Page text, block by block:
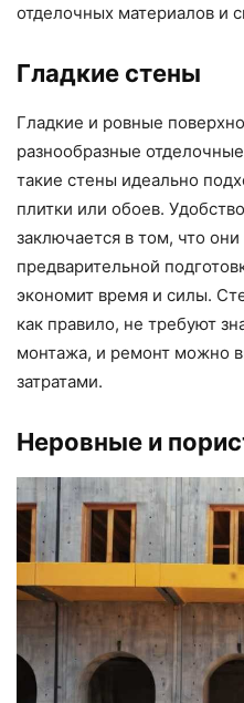
отделочных материалов и
Гладкие стены
Гладкие и ровные
разнообразные
такие стены идеально
плитки или обоев.
заключается в том, что
предварительной
экономит время и силы.
как правило, не требуют
монтажа, и ремонт можно
затратами.
Неровные и